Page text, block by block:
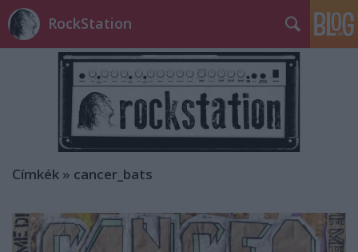
RockStation
Címkék » cancer_bats